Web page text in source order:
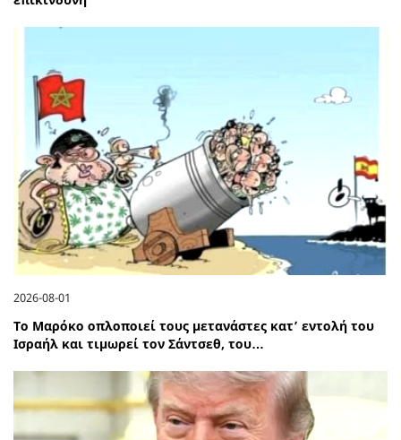
2026-08-01
Το Μαρόκο οπλοποιεί τους μετανάστες κατ’ εντολή του
Ισραήλ και τιμωρεί τον Σάντσεθ, του…